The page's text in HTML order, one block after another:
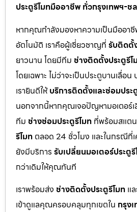
ประตูรีโมทมืออาชีพ ทั่วกรุงเทพฯ-ช
หากคุณกำลังมองหาความเป็นมืออา
อัตโนมัติ เราคือผู้เชี่ยวชาญที่ รับติดตั้
ยาวนาน โดยมีทีม ช่างติดตั้งประตูรีโ
โดยเฉพาะ ไม่ว่าจะเป็นประตูบานเลื่อ
เรายินดีให้บริการติดตั้งและซ่อมประ
นอกจากนี้หากคุณเจอปัญหามอเตอร์เ
ทีม ช่างซ่อมประตูรีโมท ที่พร้อมสแต
รีโมท ตลอด 24 ชั่วโมง และในกรณีที่เ
ยังมีบริการ รับเปลี่ยนมอเตอร์ประตู
กว่าเดิมให้คุณทันที
เราพร้อมส่ง ช่างติดตั้งประตูรีโมท แ
เข้าดูแลคุณครอบคลุมทุกเขตใน กรุง